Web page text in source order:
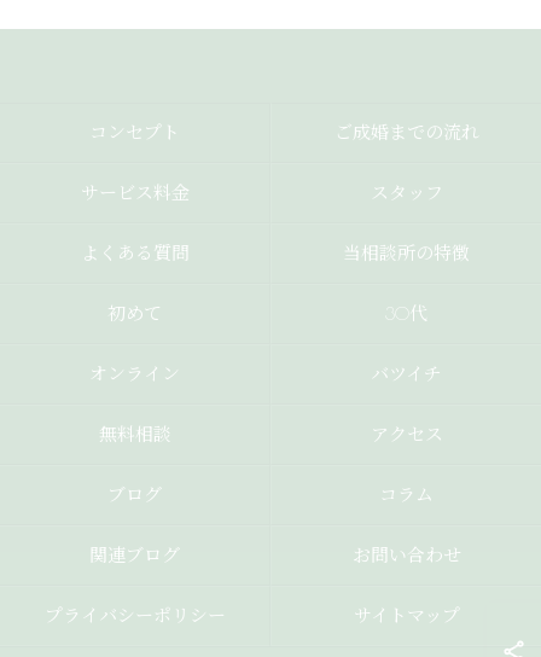
コンセプト ご成婚までの流れ
サービス料金 スタッフ
よくある質問 当相談所の特徴
初めて 30代
オンライン バツイチ
無料相談 アクセス
ブログ コラム
関連ブログ お問い合わせ
プライバシーポリシー サイトマップ